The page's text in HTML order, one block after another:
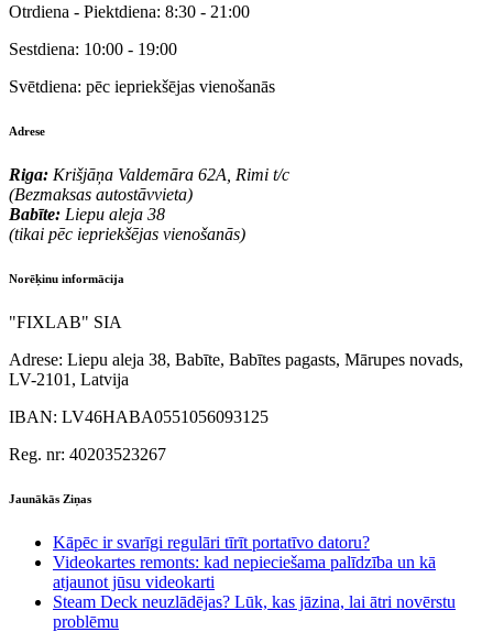
Otrdiena - Piektdiena: 8:30 - 21:00
Sestdiena: 10:00 - 19:00
Svētdiena: pēc iepriekšējas vienošanās
Adrese
Riga: Krišjāņa Valdemāra 62A, Rimi t/c
(Bezmaksas autostāvvieta)
Babīte: Liepu aleja 38
(tikai pēc iepriekšējas vienošanās)
Norēķinu informācija
"FIXLAB" SIA
Adrese: Liepu aleja 38, Babīte, Babītes pagasts, Mārupes novads,
LV-2101, Latvija
IBAN: LV46HABA0551056093125
Reg. nr: 40203523267
Jaunākās Ziņas
Kāpēc ir svarīgi regulāri tīrīt portatīvo datoru?
Videokartes remonts: kad nepieciešama palīdzība un kā
atjaunot jūsu videokarti
Steam Deck neuzlādējas? Lūk, kas jāzina, lai ātri novērstu
problēmu